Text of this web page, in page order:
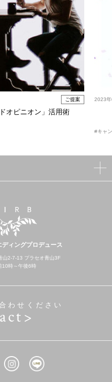
ご提案
オピニオン」活用術
2023
#キャ
ィングプロデュース
山2-7-13 プラセオ青山3F
10時～午後6時
わせください